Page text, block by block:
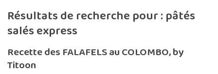
Résultats de recherche pour : pâtés
salés express
Recette des FALAFELS au COLOMBO, by
Titoon